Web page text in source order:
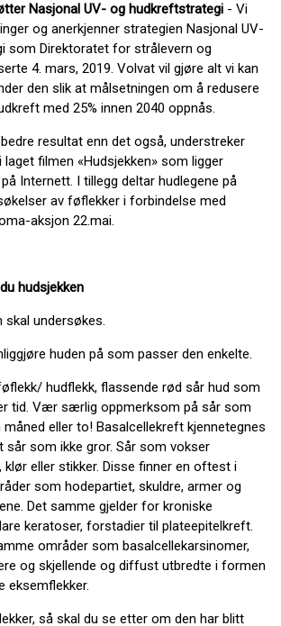
Nasjonal UV- og hudkreftstrategi - Vi
og anerkjenner strategien Nasjonal UV-
som Direktoratet for strålevern og
4. mars, 2019. Volvat vil gjøre alt vi kan
den slik at målsetningen om å redusere
med 25% innen 2040 oppnås.
resultat enn det også, understreker
laget filmen «Hudsjekken» som ligger
Internett. I tillegg deltar hudlegene på
av føflekker i forbindelse med
aksjon 22.mai.
hudsjekken
skal undersøkes.
huden på som passer den enkelte.
hudflekk, flassende rød sår hud som
tid. Vær særlig oppmerksom på sår som
måned eller to! Basalcellekreft kjennetegnes
sår som ikke gror. Sår som vokser
eller stikker. Disse finner en oftest i
som hodepartiet, skuldre, armer og
Det samme gjelder for kroniske
keratoser, forstadier til plateepitelkreft.
områder som basalcellekarsinomer,
og skjellende og diffust utbredte i formen
eksemflekker.
så skal du se etter om den har blitt